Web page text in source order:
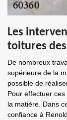
Les
toitures
De nombreux
supérieure de la
possible de
Pour effectuer
la matière. Dans
confiance à